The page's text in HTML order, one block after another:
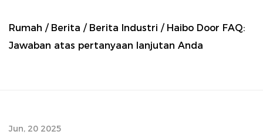
Rumah / Berita / Berita Industri / Haibo Door FAQ:
Jawaban atas pertanyaan lanjutan Anda
Jun, 20 2025